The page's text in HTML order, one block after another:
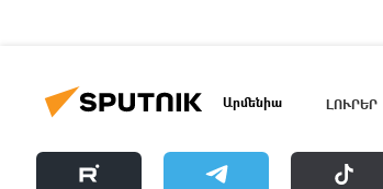
Արմենիա ԼՈՒՐԵՐ